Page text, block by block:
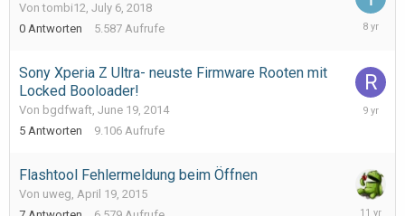
Von tombi12, July 6, 2018
0 Antworten 5.587 Aufrufe
July
Sony Xperia Z Ultra- neuste Firmware Rooten mit
Locked Booloader!
Von bgdfwaft, June 19, 2014
5 Antworten 9.106 Aufrufe
Flashtool Fehlermeldung beim Öffnen
Von uweg, April 19, 2015
April